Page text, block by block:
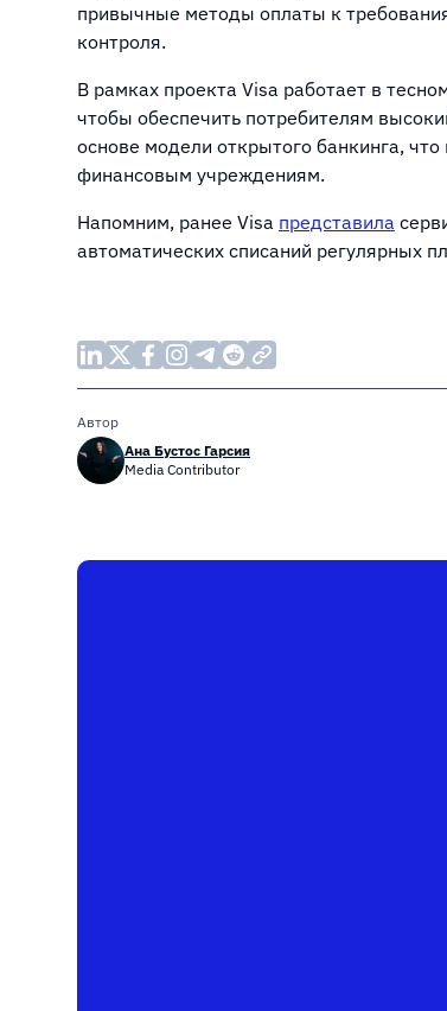
привычные методы оплаты к
контроля.
В рамках проекта Visa работает в
чтобы обеспечить потребителям
основе модели открытого банкинга,
финансовым учреждениям.
Напомним, ранее Visa представила
автоматических списаний регулярных
Автор
Ана Бустос Гарсия
Media Contributor